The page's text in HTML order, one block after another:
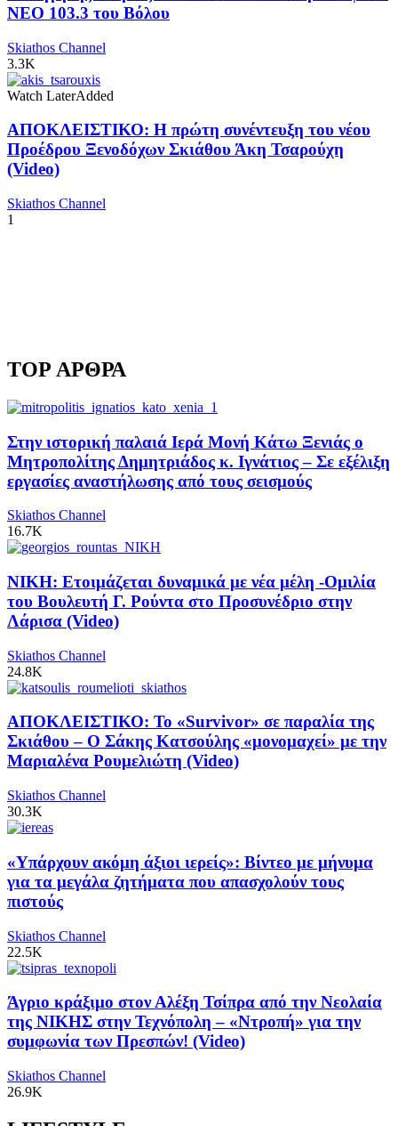
NEO 103.3 του Βόλου
Skiathos Channel
3.3K
Watch LaterAdded
ΑΠΟΚΛΕΙΣΤΙΚΟ: Η πρώτη συνέντευξη του νέου
Προέδρου Ξενοδόχων Σκιάθου Άκη Τσαρούχη
(Video)
Skiathos Channel
1
TOP ΑΡΘΡΑ
Στην ιστορική παλαιά Ιερά Μονή Κάτω Ξενιάς ο
Μητροπολίτης Δημητριάδος κ. Ιγνάτιος – Σε εξέλιξη
εργασίες αναστήλωσης από τους σεισμούς
Skiathos Channel
16.7K
ΝΙΚΗ: Ετοιμάζεται δυναμικά με νέα μέλη -Ομιλία
του Βουλευτή Γ. Ρούντα στο Προσυνέδριο στην
Λάρισα (Video)
Skiathos Channel
24.8K
ΑΠΟΚΛΕΙΣΤΙΚΟ: Το «Survivor» σε παραλία της
Σκιάθου – Ο Σάκης Κατσούλης «μονομαχεί» με την
Μαριαλένα Ρουμελιώτη (Video)
Skiathos Channel
30.3K
«Υπάρχουν ακόμη άξιοι ιερείς»: Βίντεο με μήνυμα
για τα μεγάλα ζητήματα που απασχολούν τους
πιστούς
Skiathos Channel
22.5K
Άγριο κράξιμο στον Αλέξη Τσίπρα από την Νεολαία
της ΝΙΚΗΣ στην Τεχνόπολη – «Ντροπή» για την
συμφωνία των Πρεσπών! (Video)
Skiathos Channel
26.9K